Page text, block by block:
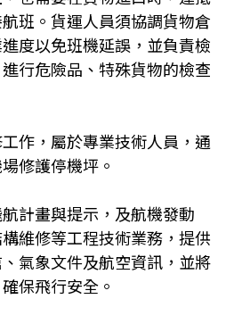
班。貨運人員須協調貨物倉
度以免班機延誤，並負責檢
行危險品、特殊貨物的檢查
作，屬於專業技術人員，通
修護停機坪。
計畫與提示，及航機發動
維修等工程技術業務，提供
氣象文件及航空資訊，並將
保飛行安全。